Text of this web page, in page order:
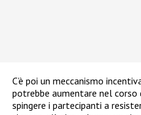
C’è poi un meccanismo
potrebbe aumentare nel corso
spingere i partecipanti a